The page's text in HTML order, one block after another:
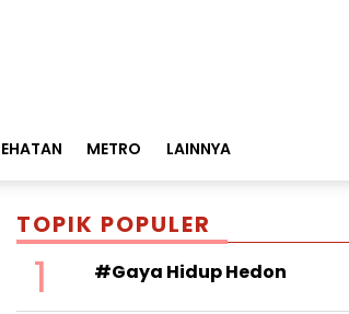
METRO LAINNYA
TOPIK POPULER
1 #Gaya Hidup Hedon